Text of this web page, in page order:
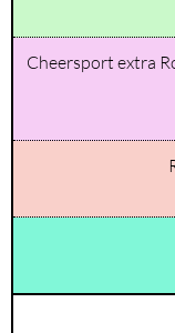
Cheersport extra